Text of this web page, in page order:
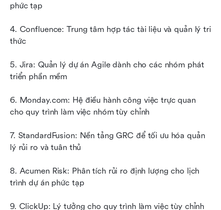
phức tạp
4. Confluence: Trung tâm hợp tác tài liệu và quản lý tri
thức
5. Jira: Quản lý dự án Agile dành cho các nhóm phát
triển phần mềm
6. Monday.com: Hệ điều hành công việc trực quan
cho quy trình làm việc nhóm tùy chỉnh
7. StandardFusion: Nền tảng GRC để tối ưu hóa quản
lý rủi ro và tuân thủ
8. Acumen Risk: Phân tích rủi ro định lượng cho lịch
trình dự án phức tạp
9. ClickUp: Lý tưởng cho quy trình làm việc tùy chỉnh